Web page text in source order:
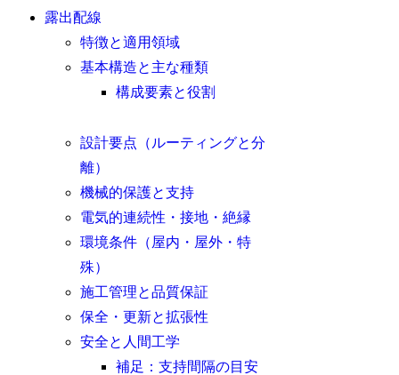
露出配線
特徴と適用領域
基本構造と主な種類
構成要素と役割
設計要点（ルーティングと分
離）
機械的保護と支持
電気的連続性・接地・絶縁
環境条件（屋内・屋外・特
殊）
施工管理と品質保証
保全・更新と拡張性
安全と人間工学
補足：支持間隔の目安